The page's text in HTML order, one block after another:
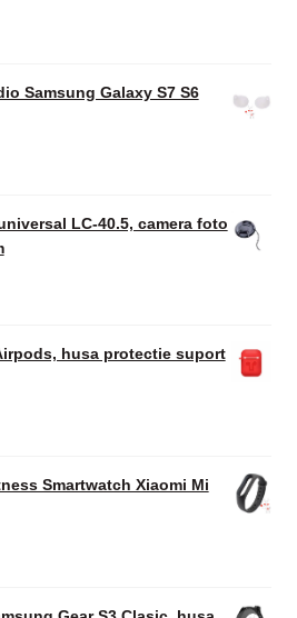
Samsung Galaxy S7 S6
LC-40.5, camera foto
husa protectie suport
Smartwatch Xiaomi Mi